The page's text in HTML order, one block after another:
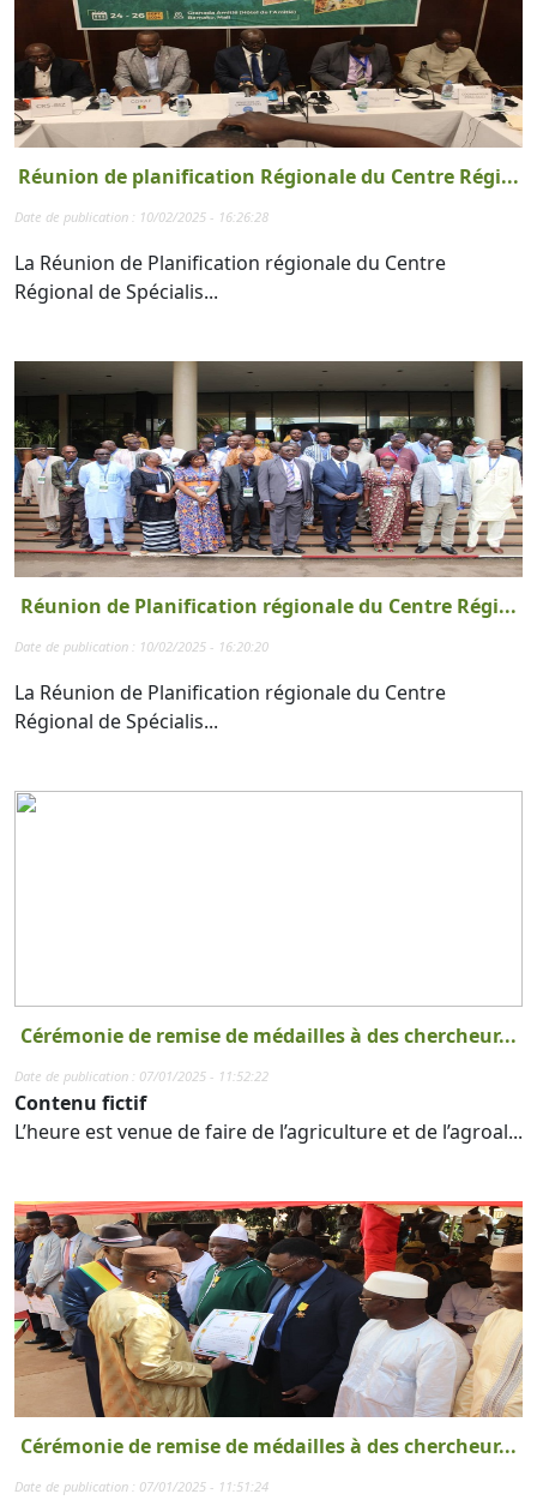
Réunion de planification Régionale du Centre Régi...
Date de publication : 10/02/2025 - 16:26:28
La Réunion de Planification régionale du Centre
Régional de Spécialis...
Réunion de Planification régionale du Centre Régi...
Date de publication : 10/02/2025 - 16:20:20
La Réunion de Planification régionale du Centre
Régional de Spécialis...
Cérémonie de remise de médailles à des chercheur...
Date de publication : 07/01/2025 - 11:52:22
Contenu fictif
L’heure est venue de faire de l’agriculture et de l’agroal...
Cérémonie de remise de médailles à des chercheur...
Date de publication : 07/01/2025 - 11:51:24